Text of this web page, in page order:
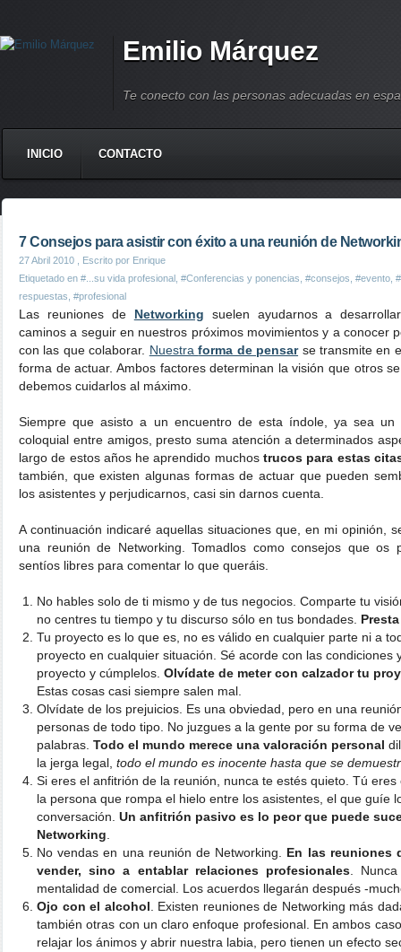
Emilio Márquez
Te conecto con las personas adecuadas en
INICIO CONTACTO
7 Consejos para asistir con éxito a una reunión de
27 Abril 2010 , Escrito por Enrique
Etiquetado en #...su vida profesional #Conferencias y ponencias #consejos #evento
respuestas #profesional
Las reuniones de Networking
suelen ayudarnos a
caminos a seguir en nuestros próximos movimientos y a conocer
con las que colaborar. Nuestraforma de pensarse transmite en
forma de actuar. Ambos factores determinan la visión que otros
debemos cuidarlos al máximo.
Siempre que asisto a un encuentro de esta índole, ya sea
coloquial entre amigos, presto suma atención a determinados
largo de estos años he aprendido muchos trucos para estas
también, que existen algunas formas de actuar que pueden
los asistentes y perjudicarnos, casi sin darnos cuenta.
A continuación indicaré aquellas situaciones que, en mi opinión,
una reunión de Networking. Tomadlos como consejos que
sentíos libres para comentar lo que queráis.
No hables solo de ti mismo y de tus negocios. Comparte tu
no centres tu tiempo y tu discurso sólo en tus bondades.
Tu proyecto es lo que es, no es válido en cualquier parte ni a
proyecto en cualquier situación. Sé acorde con las condiciones
proyecto y cúmplelos. Olvídate de meter con calzador tu
Estas cosas casi siempre salen mal.
Olvídate de los prejuicios. Es una obviedad, pero en una
personas de todo tipo. No juzgues a la gente por su forma de
palabras. Todo el mundo merece una valoración personal
la jerga legal, todo el mundo es inocente hasta que se
Si eres el anfitrión de la reunión, nunca te estés quieto. Tú
la persona que rompa el hielo entre los asistentes, el que guíe
conversación. Un anfitrión pasivo es lo peor que puede
Networking
No vendas en una reunión de Networking. En las reuniones
vender, sino a entablar relaciones profesionales.
mentalidad de comercial. Los acuerdos llegarán después -
Ojo con el alcohol . Existen reuniones de Networking más
también otras con un claro enfoque profesional. En ambos
relajar los ánimos y abrir nuestra labia, pero tienen un efecto